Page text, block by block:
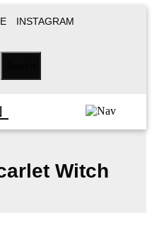
INSTAGRAM
Witch